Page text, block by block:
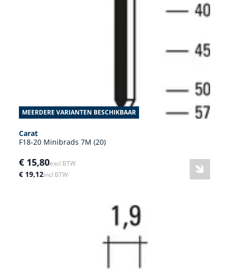
MEERDERE VARIANTEN BESCHIKBAAR
Carat
F18-20 Minibrads 7M (20)
€ 15,80excl BTW
€ 19,12incl BTW